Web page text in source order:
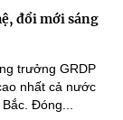
đổi mới sáng
trưởng GRDP
nhất cả nước
Đóng...